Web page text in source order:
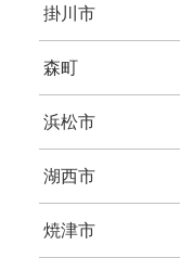
掛川市
森町
浜松市
湖西市
焼津市